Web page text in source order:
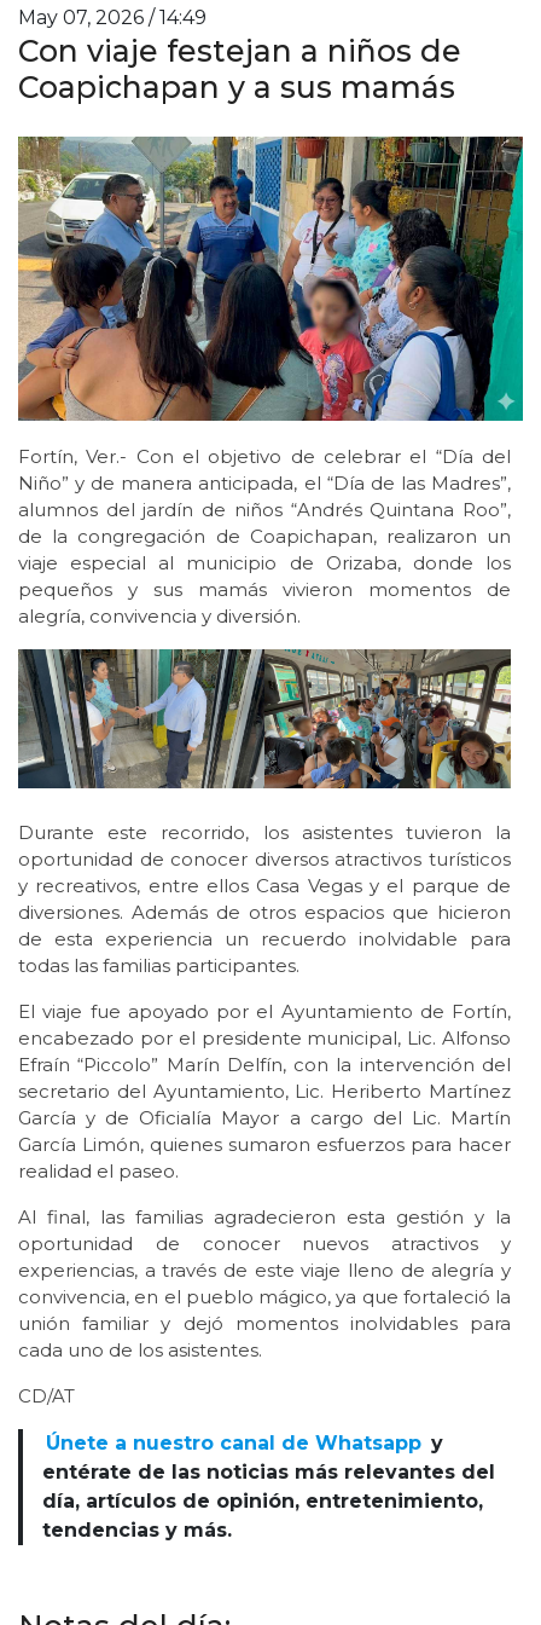
May 07, 2026 / 14:49
Con viaje festejan a niños de
Coapichapan y a sus mamás
Fortín, Ver.- Con el objetivo de celebrar el “Día del
Niño” y de manera anticipada, el “Día de las Madres”,
alumnos del jardín de niños “Andrés Quintana Roo”,
de la congregación de Coapichapan, realizaron un
viaje especial al municipio de Orizaba, donde los
pequeños y sus mamás vivieron momentos de
alegría, convivencia y diversión.
Durante este recorrido, los asistentes tuvieron la
oportunidad de conocer diversos atractivos turísticos
y recreativos, entre ellos Casa Vegas y el parque de
diversiones. Además de otros espacios que hicieron
de esta experiencia un recuerdo inolvidable para
todas las familias participantes.
El viaje fue apoyado por el Ayuntamiento de Fortín,
encabezado por el presidente municipal, Lic. Alfonso
Efraín “Piccolo” Marín Delfín, con la intervención del
secretario del Ayuntamiento, Lic. Heriberto Martínez
García y de Oficialía Mayor a cargo del Lic. Martín
García Limón, quienes sumaron esfuerzos para hacer
realidad el paseo.
Al final, las familias agradecieron esta gestión y la
oportunidad de conocer nuevos atractivos y
experiencias, a través de este viaje lleno de alegría y
convivencia, en el pueblo mágico, ya que fortaleció la
unión familiar y dejó momentos inolvidables para
cada uno de los asistentes.
CD/AT
Únete a nuestro canal de Whatsapp y
entérate de las noticias más relevantes del
día, artículos de opinión, entretenimiento,
tendencias y más.